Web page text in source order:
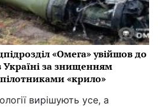
«Омега» увійшов до
за знищенням
«крило»
вирішують усе, а